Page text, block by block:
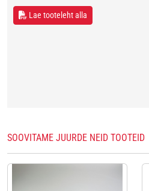
Lae tooteleht alla
SOOVITAME JUURDE NEID TOOTEID